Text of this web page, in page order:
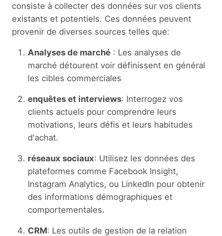
consiste à collecter des données sur vos clients
existants et potentiels. Ces données peuvent
provenir de diverses sources telles que:
Analyses de marché : Les analyses de
marché détourent voir définissent en général
les cibles commerciales
enquêtes et interviews: Interrogez vos
clients actuels pour comprendre leurs
motivations, leurs défis et leurs habitudes
d'achat.
réseaux sociaux: Utilisez les données des
plateformes comme Facebook Insight,
Instagram Analytics, ou LinkedIn pour obtenir
des informations démographiques et
comportementales.
CRM: Les outils de gestion de la relation